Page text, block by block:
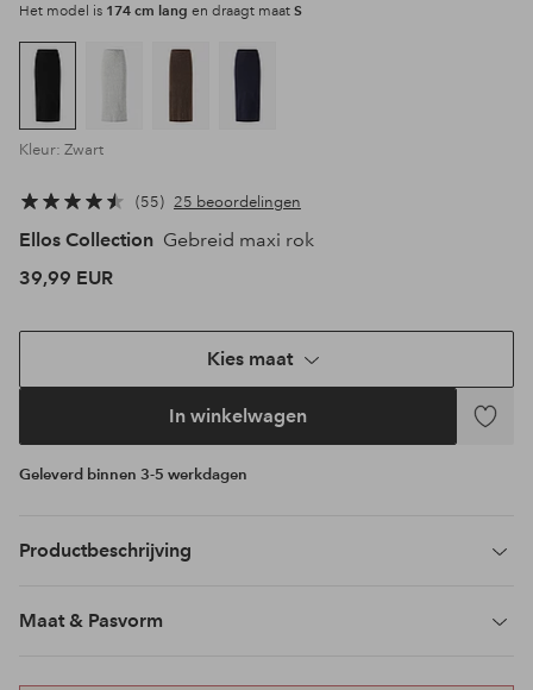
Het model is 174 cm lang en draagt maat S
Kleur: Zwart
55 25 beoordelingen
Ellos Collection Gebreid maxi rok
39,99 EUR
Kies maat
In winkelwagen
Geleverd binnen 3-5 werkdagen
Productbeschrijving
Maat & Pasvorm